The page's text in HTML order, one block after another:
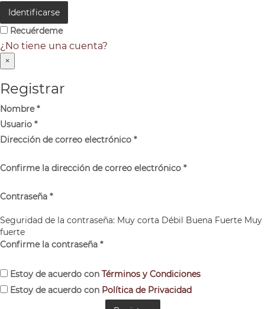
Identificarse
Recuérdeme
¿No tiene una cuenta?
×
Registrar
Nombre*
Usuario *
Dirección de correo electrónico *
Confirme la dirección de correo electrónico *
Contraseña *
Seguridad de la contraseña: Muy corta Débil Buena Fuerte Muy
fuerte
Confirme la contraseña *
Estoy de acuerdo con Términos y Condiciones
Estoy de acuerdo con Política de Privacidad